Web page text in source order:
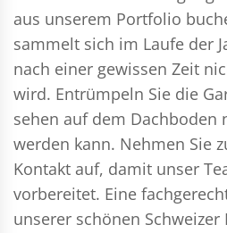
aus unserem Portfolio
sammelt sich im Laufe der
nach einer gewissen Zeit
wird. Entrümpeln Sie die
sehen auf dem Dachboden
werden kann. Nehmen Sie
Kontakt auf, damit unser
vorbereitet. Eine
unserer schönen